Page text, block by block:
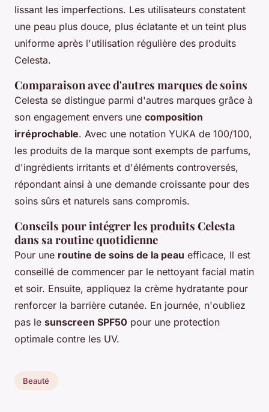
lissant les imperfections. Les utilisateurs constatent
une peau plus douce, plus éclatante et un teint plus
uniforme après l'utilisation régulière des produits
Celesta.
Comparaison avec d'autres marques de soins
Celesta se distingue parmi d'autres marques grâce à
son engagement envers une composition
irréprochable. Avec une notation YUKA de 100/100,
les produits de la marque sont exempts de parfums,
d'ingrédients irritants et d'éléments controversés,
répondant ainsi à une demande croissante pour des
soins sûrs et naturels sans compromis.
Conseils pour intégrer les produits Celesta
dans sa routine quotidienne
Pour une routine de soins de la peau efficace, Il est
conseillé de commencer par le nettoyant facial matin
et soir. Ensuite, appliquez la crème hydratante pour
renforcer la barrière cutanée. En journée, n'oubliez
pas le sunscreen SPF50 pour une protection
optimale contre les UV.
Beauté